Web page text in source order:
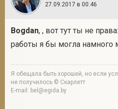
27.09.2017 в 00:46
Bogdan, , вот тут ты не
работы я бы могла намного
Я обещала быть хорошей, но если
не получилось © Скарлетт
E-mail: bel@egida.by